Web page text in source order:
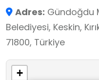
döneme ait olduğu,
döneminde ise geçici
olarak kullanıldığı
öğrencilerin doğal
yapılan yapıları
Adres: Gündoğdu
Belediyesi, Keskin,
71800, Türkiye
+